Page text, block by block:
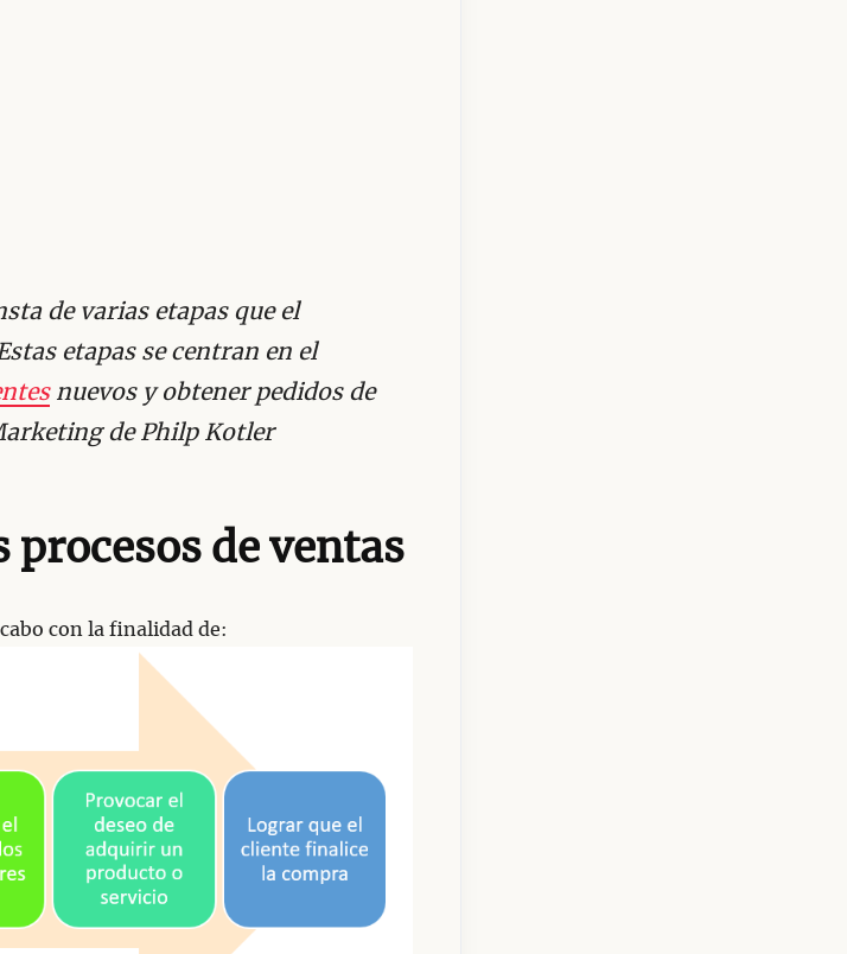
de varias etapas que el
etapas se centran en el
nuevos y obtener pedidos de
de Philp Kotler
procesos de ventas
con la finalidad de: